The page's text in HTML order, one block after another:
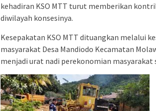
kehadiran KSO MTT turut memberikan
diwilayah konsesinya.
Kesepakatan KSO MTT dituangkan melalui
masyarakat Desa Mandiodo Kecamatan
menjadi urat nadi perekonomian masyarakat